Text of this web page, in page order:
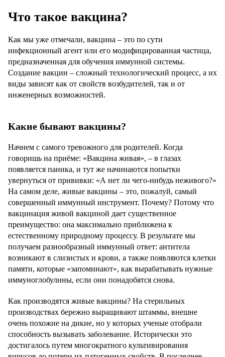
Что такое вакцина?
Как мы уже отмечали, вакцина – это по сути
инфекционный агент или его модифицированная частица,
предназначенная для обучения иммунной системы.
Создание вакцин – сложный технологический процесс, а их
виды зависят как от свойств возбудителей, так и от
инженерных возможностей.
Какие бывают вакцины?
Начнем с самого тревожного для родителей. Когда
говоришь на приёме: «Вакцина живая», – в глазах
появляется паника, и тут же начинаются попытки
увернуться от прививки: «А нет ли чего-нибудь неживого?»
На самом деле, живые вакцины – это, пожалуй, самый
совершенный иммунный инструмент. Почему? Потому что
вакцинация живой вакциной дает существенное
преимущество: она максимально приближена к
естественному природному процессу. В результате мы
получаем разнообразный иммунный ответ: антитела
возникают в слизистых и крови, а также появляются клетки
памяти, которые «запоминают», как вырабатывать нужные
иммуноглобулины, если они понадобятся снова.
Как производятся живые вакцины? На стерильных
производствах бережно выращивают штаммы, внешне
очень похожие на дикие, но у которых ученые отобрали
способность вызывать заболевание. Исторически это
достигалось путем многократного культивирования